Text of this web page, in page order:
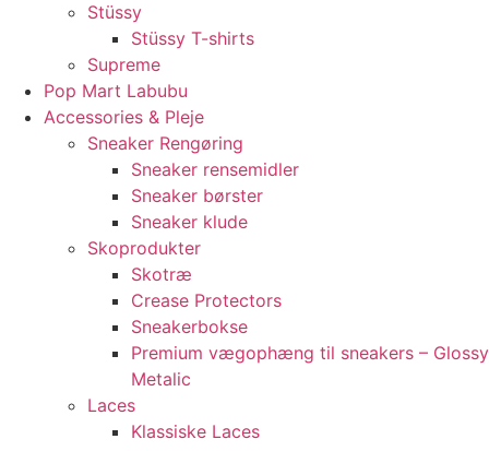
Stüssy
Stüssy T-shirts
Supreme
Pop Mart Labubu
Accessories & Pleje
Sneaker Rengøring
Sneaker rensemidler
Sneaker børster
Sneaker klude
Skoprodukter
Skotræ
Crease Protectors
Sneakerbokse
Premium vægophæng til sneakers – Glossy
Metalic
Laces
Klassiske Laces